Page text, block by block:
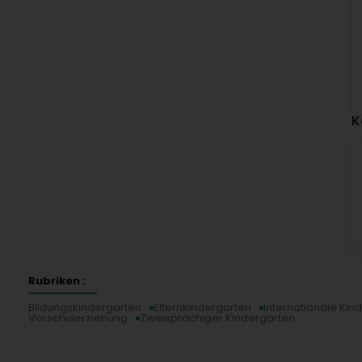
Rubriken :
Bildungskindergarten
Elternkindergarten Internationale
Vorschulerziehung Zweisprachiger Kindergarten